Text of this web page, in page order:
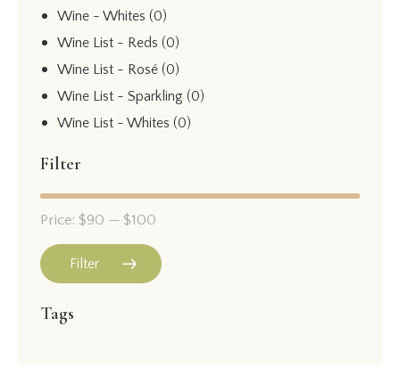
Wine - Whites (0)
Wine List - Reds (0)
Wine List - Rosé (0)
Wine List - Sparkling (0)
Wine List - Whites (0)
Filter
price
price
Filter
Price: $90 — $100
Tags